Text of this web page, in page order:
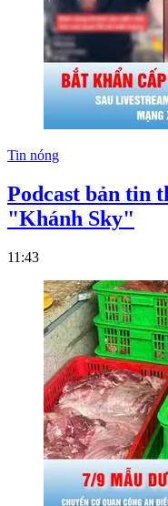
Tin nóng
Podcast bản tin
"Khánh Sky"
11:43